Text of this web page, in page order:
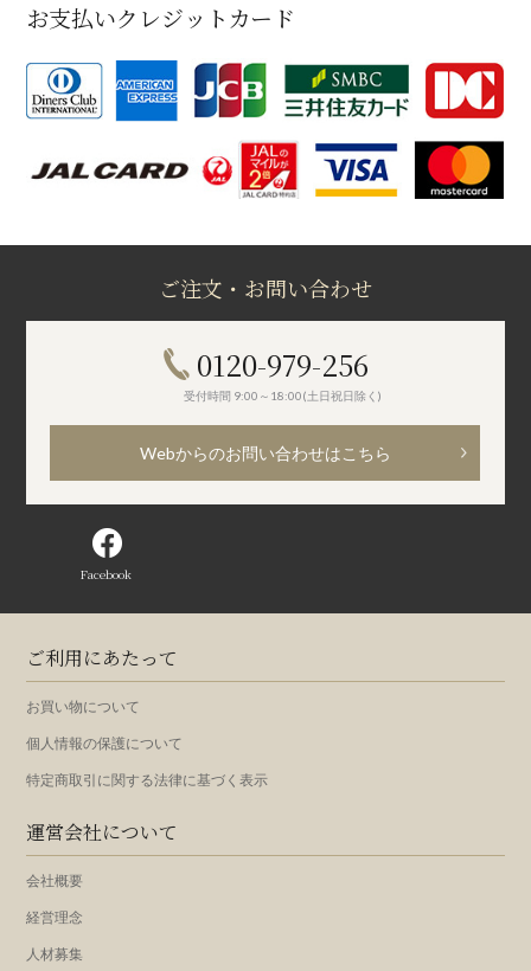
お支払いクレジットカード
ご注文・お問い合わせ
0120-979-256
受付時間 9:00～18:00(土日祝日除く)
Webからのお問い合わせはこちら
Facebook
ご利用にあたって
お買い物について
個人情報の保護について
特定商取引に関する法律に基づく表示
運営会社について
会社概要
経営理念
人材募集